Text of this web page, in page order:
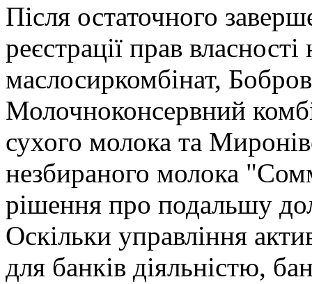
Після остаточного
реєстрації прав
маслосиркомбінат,
Молочноконсервний
сухого молока та
незбираного молока
рішення про подальшу
Оскільки управління
для банків діяльністю,